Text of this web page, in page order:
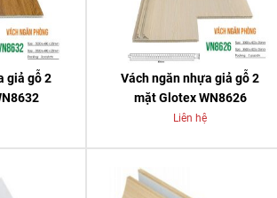
giả gỗ 2
Vách ngăn nhựa giả gỗ 2
mặt Glotex WN8626
Liên hệ